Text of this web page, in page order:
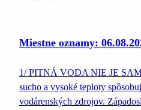
Miestne oznamy:
1/ PITNÁ VODA NIE JE
sucho a vysoké teploty
vodárenských zdrojov.